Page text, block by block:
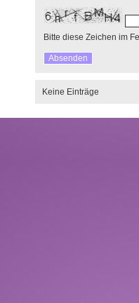
Bitte diese Zeichen im
Keine Einträge